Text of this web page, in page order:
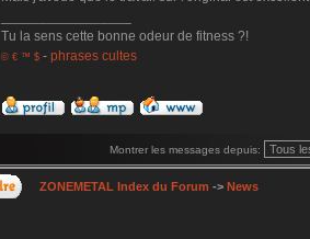
Tu la sens cette bonne odeur de fitness ?!
© € ™ $ - phrases cultes
Montrer les messages depuis:
ZONEMETAL Index du Forum -> News